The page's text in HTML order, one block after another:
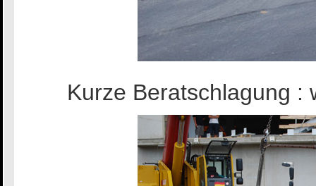
Kurze Beratschlagung :